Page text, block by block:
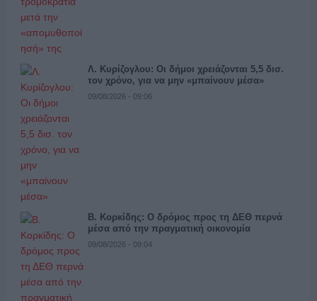
Λ. Κυρίζογλου: Οι δήμοι χρειάζονται 5,5 δισ.
τον χρόνο, για να μην «μπαίνουν μέσα»
09/08/2026 - 09:06
Β. Κορκίδης: Ο δρόμος προς τη ΔΕΘ περνά
μέσα από την πραγματική οικονομία
09/08/2026 - 09:04